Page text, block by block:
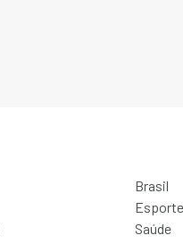
Brasil
Esporte
Saúde